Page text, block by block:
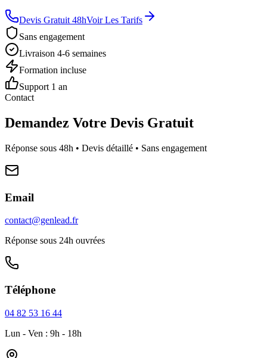
Devis Gratuit 48hVoir Les Tarifs
Sans engagement
Livraison 4-6 semaines
Formation incluse
Support 1 an
Contact
Demandez Votre Devis Gratuit
Réponse sous 48h • Devis détaillé • Sans engagement
Email
contact@genlead.fr
Réponse sous 24h ouvrées
Téléphone
04 82 53 16 44
Lun - Ven : 9h - 18h